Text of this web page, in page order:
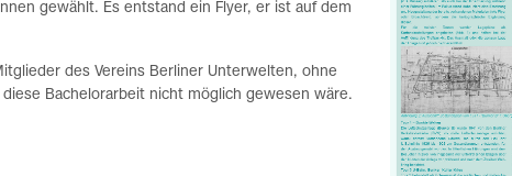
gewählt. Es entstand ein Flyer, er ist auf dem
des Vereins Berliner Unterwelten, ohne
Bachelorarbeit nicht möglich gewesen wäre.